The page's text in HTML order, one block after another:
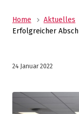
Home
Aktuelles
Erfolgreicher
24 Januar 2022